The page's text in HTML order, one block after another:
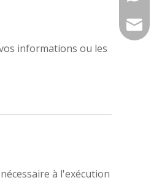
informations ou les
à l'exécution